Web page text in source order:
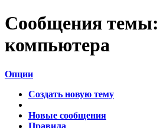
Сообщения темы:
компьютера
Опции
Создать новую тему
Новые сообщения
Правила